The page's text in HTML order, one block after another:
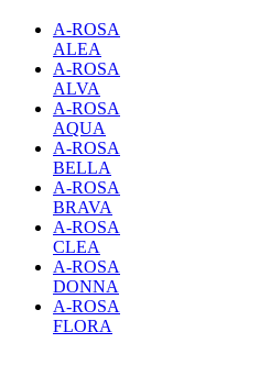
A-ROSA
ALEA
A-ROSA
ALVA
A-ROSA
AQUA
A-ROSA
BELLA
A-ROSA
BRAVA
A-ROSA
CLEA
A-ROSA
DONNA
A-ROSA
FLORA